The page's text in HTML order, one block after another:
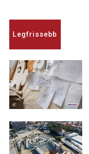
Legfrissebb